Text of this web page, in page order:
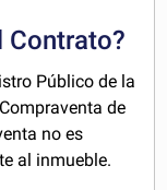
Contrato?
Público de la
de
no es
al inmueble.